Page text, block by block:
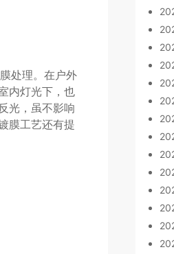
处理。在户外
内灯光下，也
光，虽不影响
膜工艺还有提